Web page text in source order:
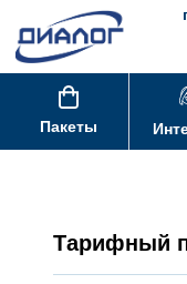
Пакеты
Тарифный